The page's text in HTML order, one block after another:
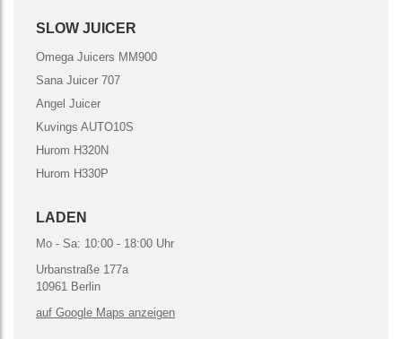
SLOW JUICER
Omega Juicers MM900
Sana Juicer 707
Angel Juicer
Kuvings AUTO10S
Hurom H320N
Hurom H330P
LADEN
Mo - Sa: 10:00 - 18:00 Uhr
Urbanstraße 177a
10961 Berlin
auf Google Maps anzeigen